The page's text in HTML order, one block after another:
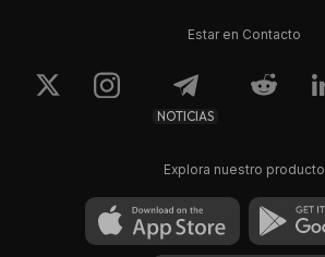
Estar en Contacto
NOTICIAS
Explora nuestro producto